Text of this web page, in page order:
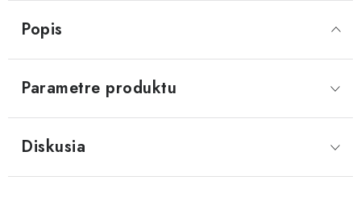
Popis
Parametre produktu
Diskusia